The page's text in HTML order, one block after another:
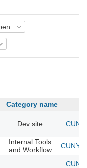
Category name
Dev site
Internal Tools
and Workflow
CUNY